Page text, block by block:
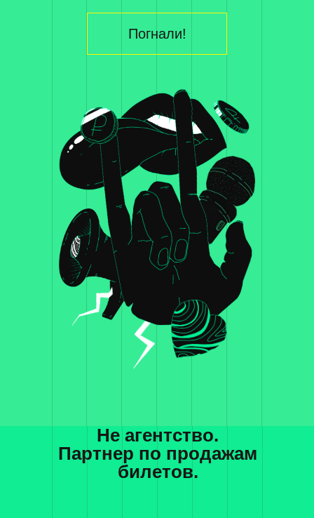
Погнали!
Не агентство.
Партнер по продажам
билетов.